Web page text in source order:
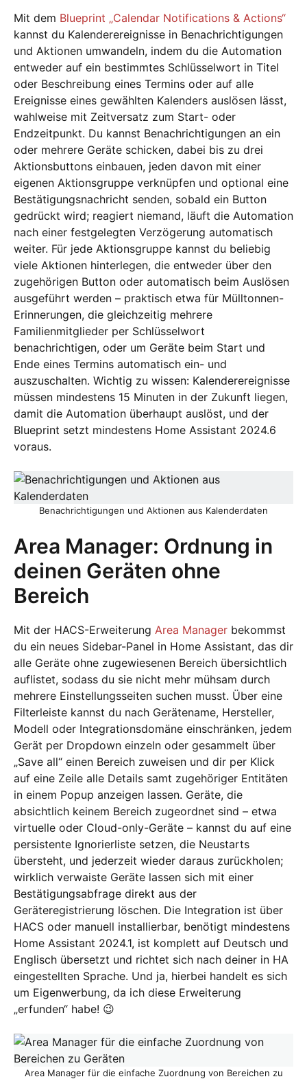
Mit dem Blueprint „Calendar Notifications & Actions“
kannst du Kalenderereignisse in Benachrichtigungen
und Aktionen umwandeln, indem du die Automation
entweder auf ein bestimmtes Schlüsselwort in Titel
oder Beschreibung eines Termins oder auf alle
Ereignisse eines gewählten Kalenders auslösen lässt,
wahlweise mit Zeitversatz zum Start- oder
Endzeitpunkt. Du kannst Benachrichtigungen an ein
oder mehrere Geräte schicken, dabei bis zu drei
Aktionsbuttons einbauen, jeden davon mit einer
eigenen Aktionsgruppe verknüpfen und optional eine
Bestätigungsnachricht senden, sobald ein Button
gedrückt wird; reagiert niemand, läuft die Automation
nach einer festgelegten Verzögerung automatisch
weiter. Für jede Aktionsgruppe kannst du beliebig
viele Aktionen hinterlegen, die entweder über den
zugehörigen Button oder automatisch beim Auslösen
ausgeführt werden – praktisch etwa für Mülltonnen-
Erinnerungen, die gleichzeitig mehrere
Familienmitglieder per Schlüsselwort
benachrichtigen, oder um Geräte beim Start und
Ende eines Termins automatisch ein- und
auszuschalten. Wichtig zu wissen: Kalenderereignisse
müssen mindestens 15 Minuten in der Zukunft liegen,
damit die Automation überhaupt auslöst, und der
Blueprint setzt mindestens Home Assistant 2024.6
voraus.
Benachrichtigungen und Aktionen aus Kalenderdaten
Area Manager: Ordnung in
deinen Geräten ohne
Bereich
Mit der HACS-Erweiterung Area Manager bekommst
du ein neues Sidebar-Panel in Home Assistant, das dir
alle Geräte ohne zugewiesenen Bereich übersichtlich
auflistet, sodass du sie nicht mehr mühsam durch
mehrere Einstellungsseiten suchen musst. Über eine
Filterleiste kannst du nach Gerätename, Hersteller,
Modell oder Integrationsdomäne einschränken, jedem
Gerät per Dropdown einzeln oder gesammelt über
„Save all“ einen Bereich zuweisen und dir per Klick
auf eine Zeile alle Details samt zugehöriger Entitäten
in einem Popup anzeigen lassen. Geräte, die
absichtlich keinem Bereich zugeordnet sind – etwa
virtuelle oder Cloud-only-Geräte – kannst du auf eine
persistente Ignorierliste setzen, die Neustarts
übersteht, und jederzeit wieder daraus zurückholen;
wirklich verwaiste Geräte lassen sich mit einer
Bestätigungsabfrage direkt aus der
Geräteregistrierung löschen. Die Integration ist über
HACS oder manuell installierbar, benötigt mindestens
Home Assistant 2024.1, ist komplett auf Deutsch und
Englisch übersetzt und richtet sich nach deiner in HA
eingestellten Sprache. Und ja, hierbei handelt es sich
um Eigenwerbung, da ich diese Erweiterung
„erfunden“ habe! 😉
Area Manager für die einfache Zuordnung von Bereichen zu